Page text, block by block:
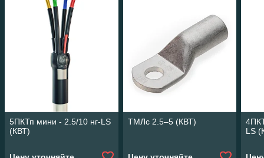
5ПКТп мини - 2.5/10 нг-LS
(КВТ)
ТМЛс 2.5–5 (КВТ)
LS